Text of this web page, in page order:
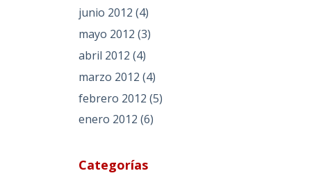
junio 2012 (4)
mayo 2012 (3)
abril 2012 (4)
marzo 2012 (4)
febrero 2012 (5)
enero 2012 (6)
Categorías